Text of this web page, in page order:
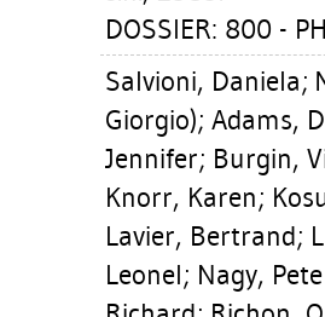
DOSSIER: 800 -
Salvioni, Daniela;
Giorgio); Adams,
Jennifer; Burgin,
Knorr, Karen;
Lavier, Bertrand;
Leonel; Nagy,